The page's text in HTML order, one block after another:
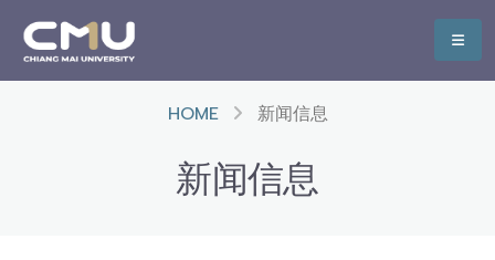
HOME 新闻信息
新闻信息